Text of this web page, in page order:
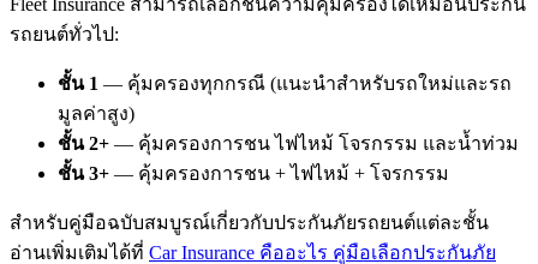
รถยนต์ทั่วไป:
ชั้น 1 — คุ้มครองทุกกรณี (แนะนำสำหรับรถใหม่และรถ
มูลค่าสูง)
ชั้น 2+ — คุ้มครองการชน ไฟไหม้ โจรกรรม และน้ำท่วม
ชั้น 3+ — คุ้มครองการชน + ไฟไหม้ + โจรกรรม
สำหรับคู่มือฉบับสมบูรณ์เกี่ยวกับประกันภัยรถยนต์แต่ละชั้น
อ่านเพิ่มเติมได้ที่ Car Insurance คืออะไร คู่มือเลือกประกันภัย